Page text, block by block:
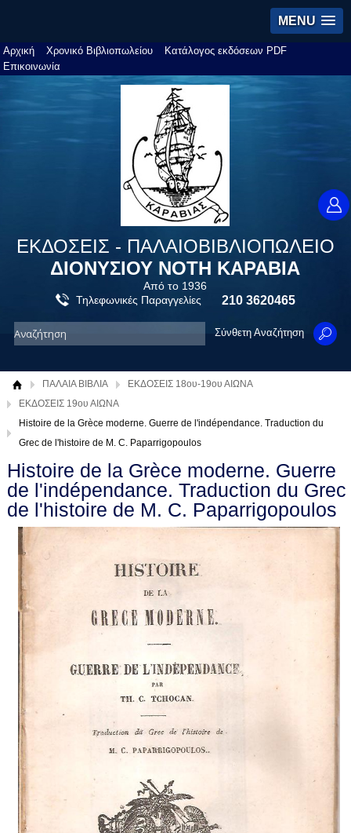
MENU
Αρχική Χρονικό Βιβλιοπωλείου
Κατάλογος εκδόσεων PDF
Επικοινωνία
ΕΚΔΟΣΕΙΣ - ΠΑΛΑΙΟΒΙΒΛΙΟΠΩΛΕΙΟ
ΔΙΟΝΥΣΙΟΥ ΝΟΤΗ ΚΑΡΑΒΙΑ
Από το 1936
Τηλεφωνικές Παραγγελίες
210 3620465
Σύνθετη Αναζήτηση
ΠΑΛΑΙΑ ΒΙΒΛΙΑ
ΕΚΔΟΣΕΙΣ 18ου-19ου ΑΙΩΝΑ
ΕΚΔΟΣΕΙΣ 19ου ΑΙΩΝΑ
Histoire de la Grèce moderne. Guerre de l'indépendance. Traduction du
Grec de l'histoire de M. C. Paparrigopoulos
Histoire de la Grèce moderne. Guerre
de l'indépendance. Traduction du Grec
de l'histoire de M. C. Paparrigopoulos